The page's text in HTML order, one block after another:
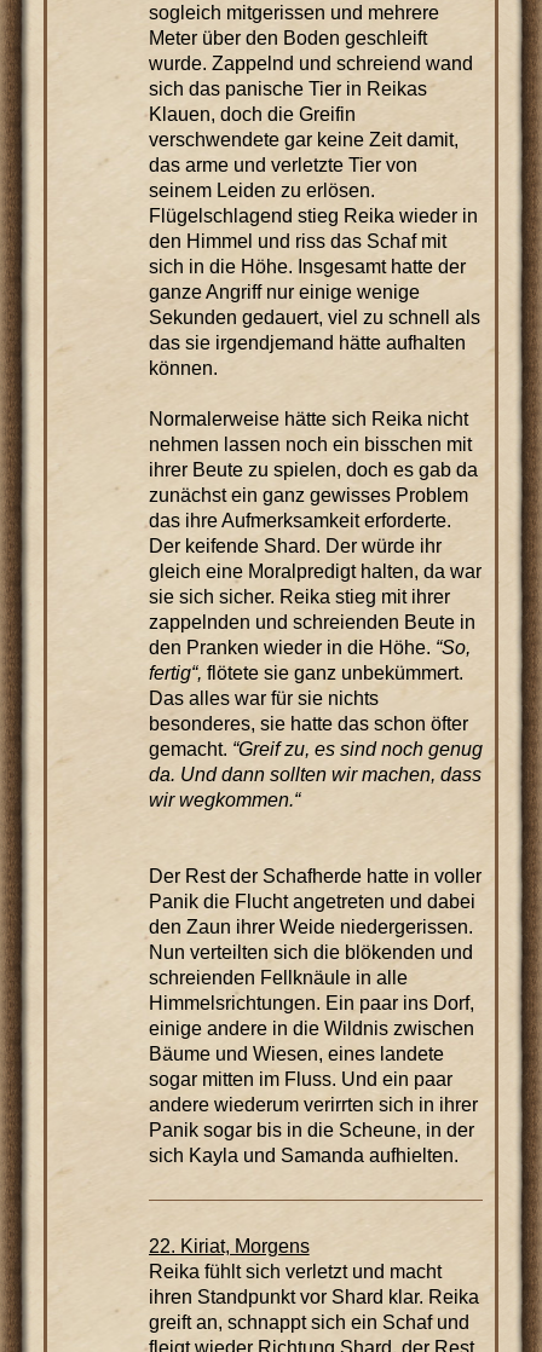
sogleich mitgerissen und mehrere
Meter über den Boden geschleift
wurde. Zappelnd und schreiend wand
sich das panische Tier in Reikas
Klauen, doch die Greifin
verschwendete gar keine Zeit damit,
das arme und verletzte Tier von
seinem Leiden zu erlösen.
Flügelschlagend stieg Reika wieder in
den Himmel und riss das Schaf mit
sich in die Höhe. Insgesamt hatte der
ganze Angriff nur einige wenige
Sekunden gedauert, viel zu schnell als
das sie irgendjemand hätte aufhalten
können.
Normalerweise hätte sich Reika nicht
nehmen lassen noch ein bisschen mit
ihrer Beute zu spielen, doch es gab da
zunächst ein ganz gewisses Problem
das ihre Aufmerksamkeit erforderte.
Der keifende Shard. Der würde ihr
gleich eine Moralpredigt halten, da war
sie sich sicher. Reika stieg mit ihrer
zappelnden und schreienden Beute in
den Pranken wieder in die Höhe. “So,
fertig“, flötete sie ganz unbekümmert.
Das alles war für sie nichts
besonderes, sie hatte das schon öfter
gemacht. “Greif zu, es sind noch genug
da. Und dann sollten wir machen, dass
wir wegkommen.“
Der Rest der Schafherde hatte in voller
Panik die Flucht angetreten und dabei
den Zaun ihrer Weide niedergerissen.
Nun verteilten sich die blökenden und
schreienden Fellknäule in alle
Himmelsrichtungen. Ein paar ins Dorf,
einige andere in die Wildnis zwischen
Bäume und Wiesen, eines landete
sogar mitten im Fluss. Und ein paar
andere wiederum verirrten sich in ihrer
Panik sogar bis in die Scheune, in der
sich Kayla und Samanda aufhielten.
22. Kiriat, Morgens
Reika fühlt sich verletzt und macht
ihren Standpunkt vor Shard klar. Reika
greift an, schnappt sich ein Schaf und
fleigt wieder Richtung Shard, der Rest